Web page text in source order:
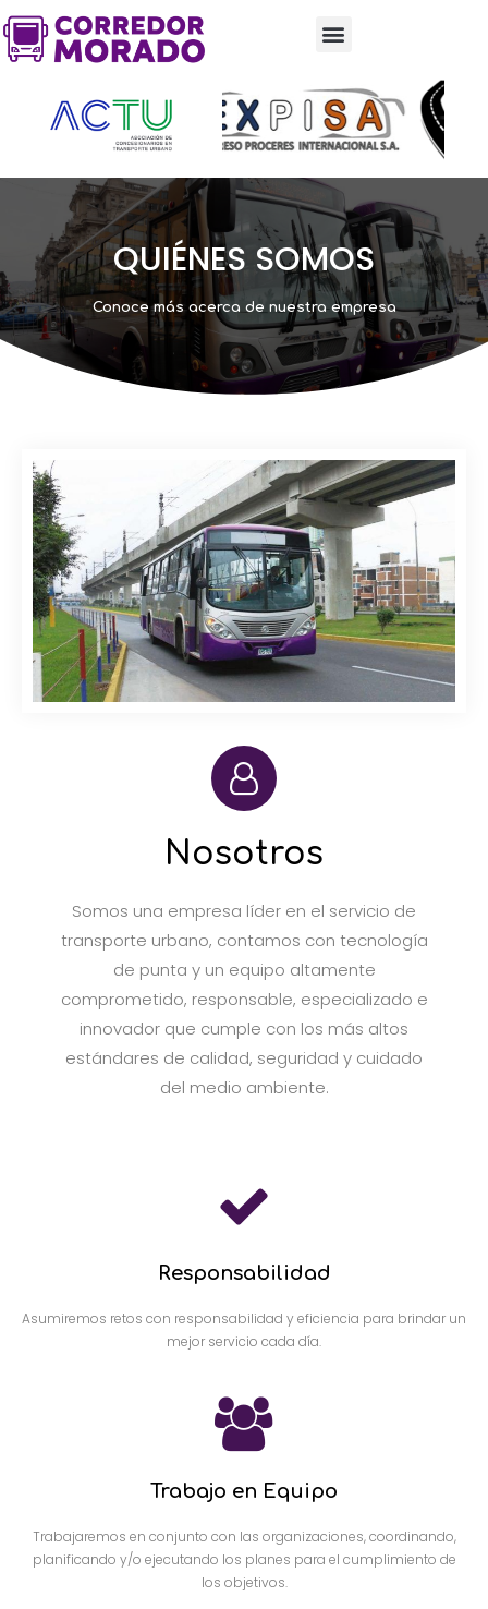
QUIÉNES SOMOS
Conoce más acerca de nuestra empresa
Nosotros
Somos una empresa líder en el servicio de
transporte urbano, contamos con tecnología
de punta y un equipo altamente
comprometido, responsable, especializado e
innovador que cumple con los más altos
estándares de calidad, seguridad y cuidado
del medio ambiente.
Responsabilidad
Asumiremos retos con responsabilidad y eficiencia para brindar un
mejor servicio cada día.
Trabajo en Equipo
Trabajaremos en conjunto con las organizaciones, coordinando,
planificando y/o ejecutando los planes para el cumplimiento de
los objetivos.